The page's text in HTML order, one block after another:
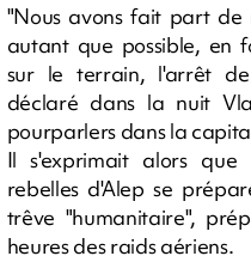
"Nous avons fait part
autant que possible, en
sur le terrain, l'arrêt
déclaré dans la nuit
pourparlers dans la
Il s'exprimait alors que
rebelles d'Alep se
trêve "humanitaire",
heures des raids aériens.